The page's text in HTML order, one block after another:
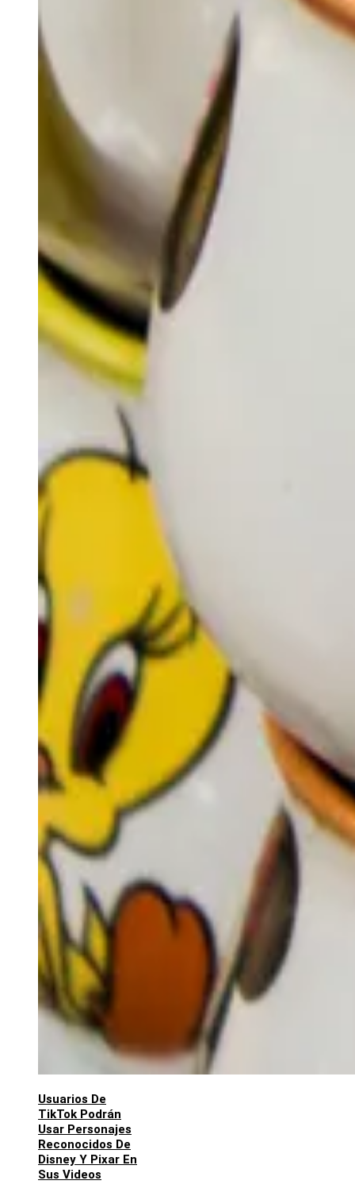
Usuarios De
TikTok Podrán
Usar Personajes
Reconocidos De
Disney Y Pixar En
Sus Videos